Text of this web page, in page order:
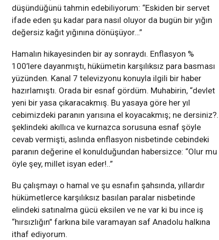
düşündüğünü tahmin edebiliyorum: “Eskiden bir servet
ifade eden şu kadar para nasıl oluyor da bugün bir yığın
değersiz kağıt yığınına dönüşüyor…”
Hamalın hikayesinden bir ay sonraydı. Enflasyon %
100’lere dayanmıştı, hükümetin karşılıksız para basması
yüzünden. Kanal 7 televizyonu konuyla ilgili bir haber
hazırlamıştı. Orada bir esnaf gördüm. Muhabirin, “devlet
yeni bir yasa çıkaracakmış. Bu yasaya göre her yıl
cebimizdeki paranın yarısına el koyacakmış; ne
şeklindeki akıllıca ve kurnazca sorusuna esnaf şöyle
cevab vermişti, aslında enflasyon nisbetinde cebindeki
paranın değerine el konulduğundan habersizce: “Olur mu
öyle şey, millet isyan eder!..”
Bu çalışmayı o hamal ve şu esnafın şahsında, yıllardır
hükümetlerce karşılıksız basılan paralar nisbetinde
elindeki satınalma gücü eksilen ve ne var ki bu ince iş
“hırsızlığın” farkına bile varamayan saf Anadolu halkına
ithaf ediyorum.